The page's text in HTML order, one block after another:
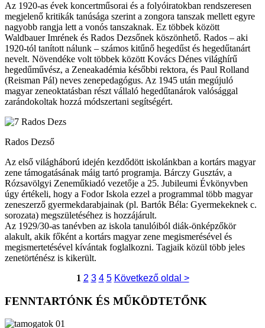
Az 1920-as évek koncertműsorai és a folyóiratokban rendszeresen
megjelenő kritikák tanúsága szerint a zongora tanszak mellett egyre
nagyobb rangja lett a vonós tanszaknak. Ez többek között
Waldbauer Imrének és Rados Dezsőnek köszönhető. Rados – aki
1920-tól tanított nálunk – számos kitűnő hegedűst és hegedűtanárt
nevelt. Növendéke volt többek között Kovács Dénes világhírű
hegedűművész, a Zeneakadémia későbbi rektora, és Paul Rolland
(Reisman Pál) neves zenepedagógus. Az 1945 után megújuló
magyar zeneoktatásban részt vállaló hegedűtanárok valósággal
zarándokoltak hozzá módszertani segítségért.
Rados Dezső
Az első világháború idején kezdődött iskolánkban a kortárs magyar
zene támogatásának máig tartó programja. Bárczy Gusztáv, a
Rózsavölgyi Zeneműkiadó vezetője a 25. Jubileumi Évkönyvben
úgy értékeli, hogy a Fodor Iskola ezzel a programmal több magyar
zeneszerző gyermekdarabjainak (pl. Bartók Béla: Gyermekeknek c.
sorozata) megszületéséhez is hozzájárult.
Az 1929/30-as tanévben az iskola tanulóiból diák-önképzőkör
alakult, akik főként a kortárs magyar zene megismerésével és
megismertetésével kívántak foglalkozni. Tagjaik közül több jeles
zenetörténész is kikerült.
1 2 3 4 5 Következő oldal >
FENNTARTÓNK ÉS MŰKÖDTETŐNK